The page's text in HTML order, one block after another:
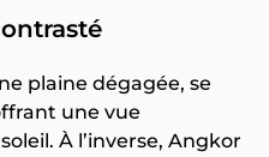
plaine dégagée, se
une vue
À l’inverse, Angkor